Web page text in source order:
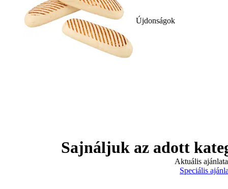
Újdonságok
Sajnáljuk az adott
Aktuális
Speciális